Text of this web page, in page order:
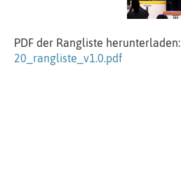
PDF der Rangliste herunterladen:
20_rangliste_v1.0.pdf